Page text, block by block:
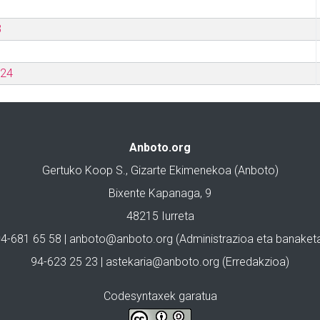
Anboto.org
Gertuko Koop S., Gizarte Ekimenekoa (Anboto)
Bixente Kapanaga, 9
48215 Iurreta
681 65 58 | anboto@anboto.org (Administrazioa eta
94-623 25 23 | astekaria@anboto.org (Erredakzioa)
Codesyntaxek garatua